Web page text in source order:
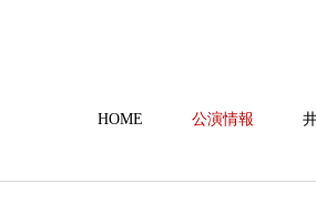
HOME 公演情報